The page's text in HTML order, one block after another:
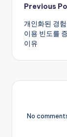
Post
Previous
개인화된 경
이용 빈도를
이유
No